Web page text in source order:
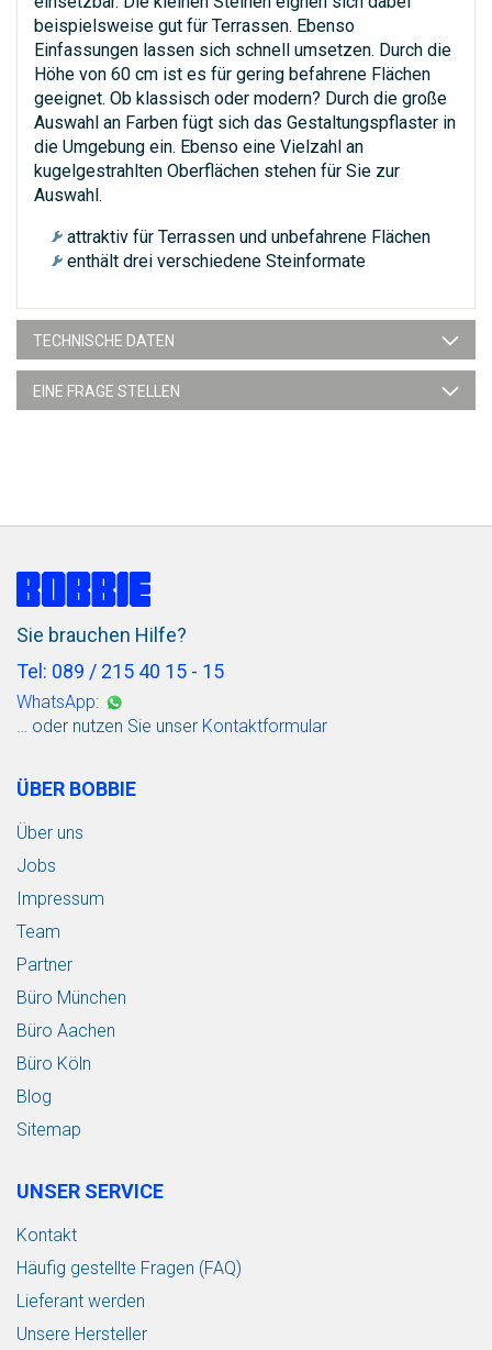
beispielsweise gut für Terrassen. Ebenso
Einfassungen lassen sich schnell umsetzen. Durch die
Höhe von 60 cm ist es für gering befahrene Flächen
geeignet. Ob klassisch oder modern? Durch die große
Auswahl an Farben fügt sich das Gestaltungspflaster in
die Umgebung ein. Ebenso eine Vielzahl an
kugelgestrahlten Oberflächen stehen für Sie zur
Auswahl.
attraktiv für Terrassen und unbefahrene Flächen
enthält drei verschiedene Steinformate
TECHNISCHE DATEN
EINE FRAGE STELLEN
Sie brauchen Hilfe?
Tel: 089 / 215 40 15 - 15
WhatsApp:
… oder nutzen Sie unser Kontaktformular
ÜBER BOBBIE
Über uns
Jobs
Impressum
Team
Partner
Büro München
Büro Aachen
Büro Köln
Blog
Sitemap
UNSER SERVICE
Kontakt
Häufig gestellte Fragen (FAQ)
Lieferant werden
Unsere Hersteller